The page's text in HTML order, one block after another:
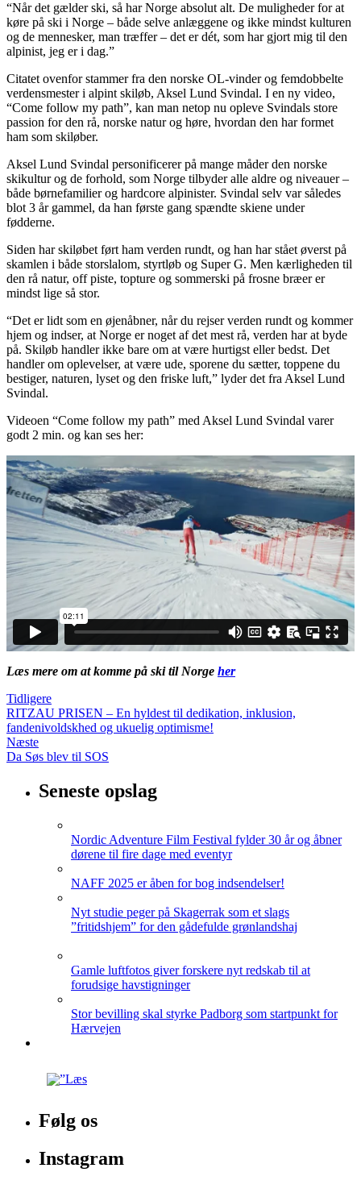
“Når det gælder ski, så har Norge absolut alt. De muligheder for at
køre på ski i Norge – både selve anlæggene og ikke mindst kulturen
og de mennesker, man træffer – det er dét, som har gjort mig til den
alpinist, jeg er i dag.”
Citatet ovenfor stammer fra den norske OL-vinder og femdobbelte
verdensmester i alpint skiløb, Aksel Lund Svindal. I en ny video,
“Come follow my path”, kan man netop nu opleve Svindals store
passion for den rå, norske natur og høre, hvordan den har formet
ham som skiløber.
Aksel Lund Svindal personificerer på mange måder den norske
skikultur og de forhold, som Norge tilbyder alle aldre og niveauer –
både børnefamilier og hardcore alpinister. Svindal selv var således
blot 3 år gammel, da han første gang spændte skiene under
fødderne.
Siden har skiløbet ført ham verden rundt, og han har stået øverst på
skamlen i både storslalom, styrtløb og Super G. Men kærligheden til
den rå natur, off piste, topture og sommerski på frosne bræer er
mindst lige så stor.
“Det er lidt som en øjenåbner, når du rejser verden rundt og kommer
hjem og indser, at Norge er noget af det mest rå, verden har at byde
på. Skiløb handler ikke bare om at være hurtigst eller bedst. Det
handler om oplevelser, at være ude, sporene du sætter, toppene du
bestiger, naturen, lyset og den friske luft,” lyder det fra Aksel Lund
Svindal.
Videoen “Come follow my path” med Aksel Lund Svindal varer
godt 2 min. og kan ses her:
Læs mere om at komme på ski til Norge her
Tidligere
RITZAU PRISEN – En hyldest til dedikation, inklusion,
fandenivoldskhed og ukuelig optimisme!
Næste
Da Søs blev til SOS
Seneste opslag
Nordic Adventure Film Festival fylder 30 år og åbner
dørene til fire dage med eventyr
NAFF 2025 er åben for bog indsendelser!
Nyt studie peger på Skagerrak som et slags
”fritidshjem” for den gådefulde grønlandshaj
Gamle luftfotos giver forskere nyt redskab til at
forudsige havstigninger
Stor bevilling skal styrke Padborg som startpunkt for
Hærvejen
Følg os
Instagram